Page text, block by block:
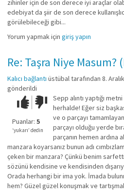
zihinler için de son derece iyi araçlar
edebiyat da şiir de son derece
görülebileceği gibi...
Yorum yapmak için giriş yapın
Re: Taşra Niye Masum?
Kalıcı bağlantı üstübaltarafından 8.
gönderildi
Çok iyi!O
kadar
iyi
değil!
Puanlar: 5
‘yukarı’ dedin
Sepp alıntı yaptığı
herhalde! Eğer siz
ve o parçayı
parçayı olduğu yerde
parçanın hemen ardına
manzara koyarsanız bunun adı
çeken bir manzara? Çünkü benim
sözünü kendisine ve kendisinden
Orada herhangi bir ima yok. İmada
hem? Güzel güzel konuşmak ve